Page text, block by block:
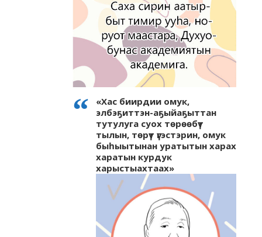
«Хас биирдии омук,
элбэҕиттэн-аҕыйаҕыттан
тутулуга суох төрөөбүт
тылын, төрүт үгэстэрин, омук
быһыытынан уратытын харах
харатын курдук
харыстыахтаах»